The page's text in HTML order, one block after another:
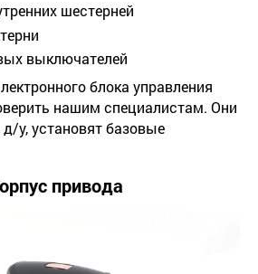
шестерней
выключателей
блока управления
нашим специалистам. Они
у, установят базовые
привода